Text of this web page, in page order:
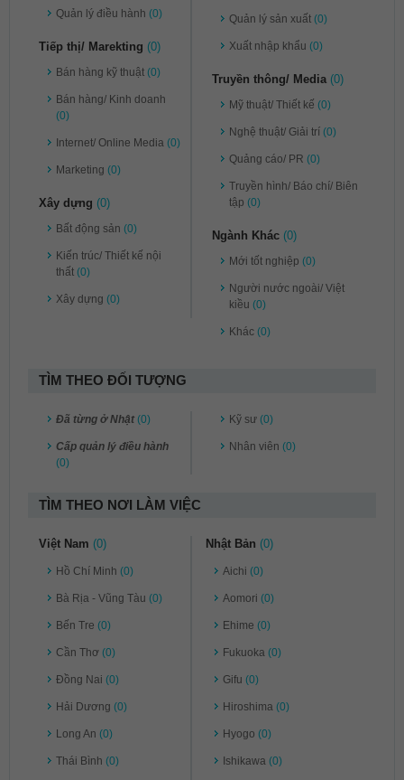
Quản lý điều hành (0)
Tiếp thị/ Marekting (0)
Bán hàng kỹ thuật (0)
Bán hàng/ Kinh doanh
(0)
Internet/ Online Media (0)
Marketing (0)
Xây dựng (0)
Bất động sản (0)
Kiến trúc/ Thiết kế nội
thất (0)
Xây dựng (0)
Quản lý sản xuất (0)
Xuất nhập khẩu (0)
Truyền thông/ Media (0)
Mỹ thuật/ Thiết kế (0)
Nghệ thuật/ Giải trí (0)
Quảng cáo/ PR (0)
Truyền hình/ Báo chí/ Biên
tập (0)
Ngành Khác (0)
Mới tốt nghiệp (0)
Người nước ngoài/ Việt
kiều (0)
Khác (0)
TÌM THEO ĐỐI TƯỢNG
Đã từng ở Nhật (0)
Cấp quản lý điều hành
(0)
Kỹ sư (0)
Nhân viên (0)
TÌM THEO NƠI LÀM VIỆC
Việt Nam (0)
Hồ Chí Minh (0)
Bà Rịa - Vũng Tàu (0)
Bến Tre (0)
Cần Thơ (0)
Đồng Nai (0)
Hải Dương (0)
Long An (0)
Thái Bình (0)
Nhật Bản (0)
Aichi (0)
Aomori (0)
Ehime (0)
Fukuoka (0)
Gifu (0)
Hiroshima (0)
Hyogo (0)
Ishikawa (0)